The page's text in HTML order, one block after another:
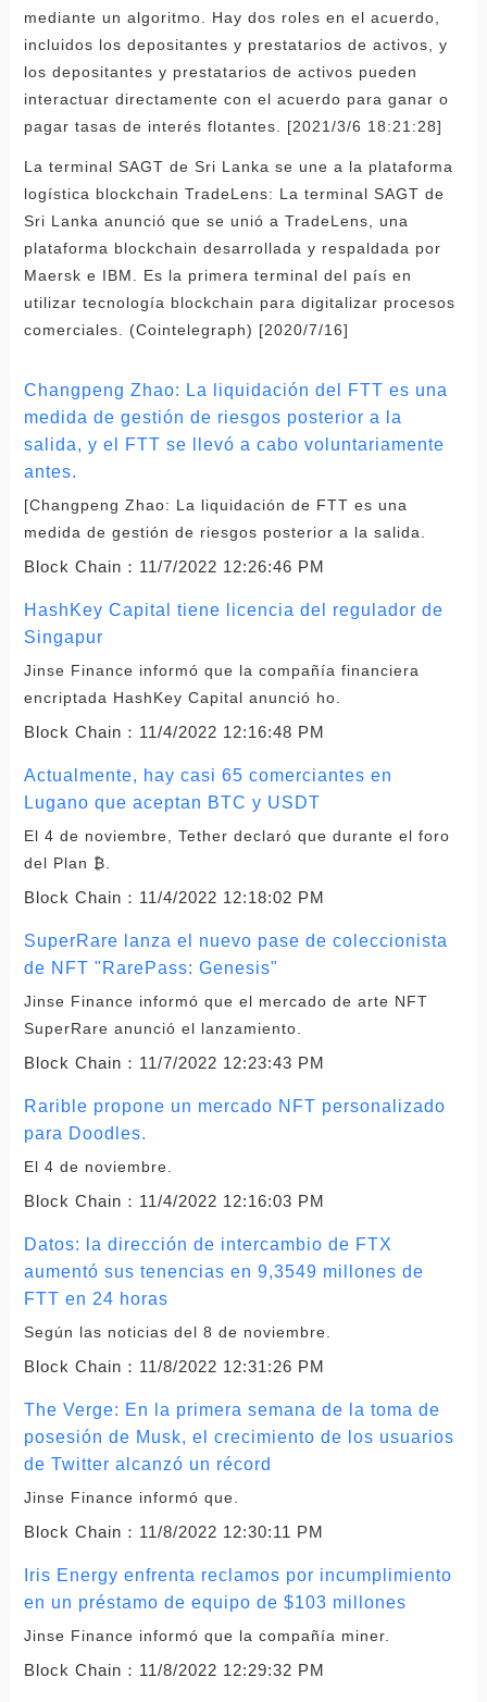
mediante un algoritmo. Hay dos roles en el acuerdo,
incluidos los depositantes y prestatarios de activos, y
los depositantes y prestatarios de activos pueden
interactuar directamente con el acuerdo para ganar o
pagar tasas de interés flotantes. [2021/3/6 18:21:28]
La terminal SAGT de Sri Lanka se une a la plataforma
logística blockchain TradeLens: La terminal SAGT de
Sri Lanka anunció que se unió a TradeLens, una
plataforma blockchain desarrollada y respaldada por
Maersk e IBM. Es la primera terminal del país en
utilizar tecnología blockchain para digitalizar procesos
comerciales. (Cointelegraph) [2020/7/16]
Changpeng Zhao: La liquidación del FTT es una
medida de gestión de riesgos posterior a la
salida, y el FTT se llevó a cabo voluntariamente
antes.
[Changpeng Zhao: La liquidación de FTT es una
medida de gestión de riesgos posterior a la salida.
Block Chain： 11/7/2022 12:26:46 PM
HashKey Capital tiene licencia del regulador de
Singapur
Jinse Finance informó que la compañía financiera
encriptada HashKey Capital anunció ho.
Block Chain： 11/4/2022 12:16:48 PM
Actualmente, hay casi 65 comerciantes en
Lugano que aceptan BTC y USDT
El 4 de noviembre, Tether declaró que durante el foro
del Plan ₿.
Block Chain： 11/4/2022 12:18:02 PM
SuperRare lanza el nuevo pase de coleccionista
de NFT "RarePass: Genesis"
Jinse Finance informó que el mercado de arte NFT
SuperRare anunció el lanzamiento.
Block Chain： 11/7/2022 12:23:43 PM
Rarible propone un mercado NFT personalizado
para Doodles.
El 4 de noviembre.
Block Chain： 11/4/2022 12:16:03 PM
Datos: la dirección de intercambio de FTX
aumentó sus tenencias en 9,3549 millones de
FTT en 24 horas
Según las noticias del 8 de noviembre.
Block Chain： 11/8/2022 12:31:26 PM
The Verge: En la primera semana de la toma de
posesión de Musk, el crecimiento de los usuarios
de Twitter alcanzó un récord
Jinse Finance informó que.
Block Chain： 11/8/2022 12:30:11 PM
Iris Energy enfrenta reclamos por incumplimiento
en un préstamo de equipo de $103 millones
Jinse Finance informó que la compañía miner.
Block Chain： 11/8/2022 12:29:32 PM